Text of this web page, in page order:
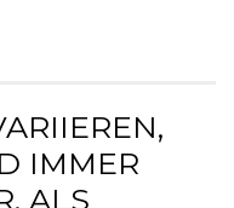
IMMER
ALS